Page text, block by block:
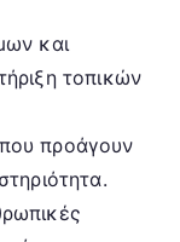
και
τοπικών
προάγουν